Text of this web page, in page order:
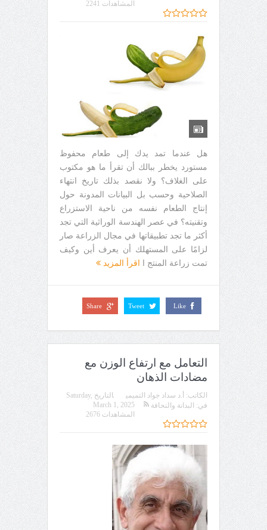
المشاهدات 2241
هل عندما تمد يدك إلى طعام محفوظ
مستورد يخطر ببالك أن تقرأ ما هو مكتوب
على الغلاف؟ ولا نقصد بذلك تاريخ انتهاء
الصلاحية وحسب بل البيانات المدونة حول
إنتاج الطعام نفسه من ناحية الاستزراع
وتقنيته؟ في عصر الهندسة الوراثية التي تجد
أكثر ما تجد تطبيقاتها في مجال الزراعة صار
لزامًا على المستهلك أن يعرف أين وكيف
تمت زراعة المنتج ا
اقرأ المزيد
Like
Tweet
Share
التعامل مع ارتفاع الوزن مع
مضادات الذهان
الكاتب: أ.د سداد جواد التميمي التاريخ Saturday,
March 1, 2025
في: البدانة والنحافة
المشاهدات 2676